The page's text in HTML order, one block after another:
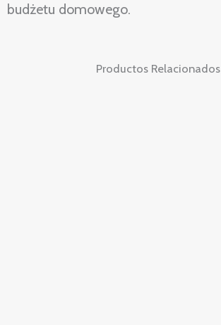
budżetu domowego.
Productos Relacionados